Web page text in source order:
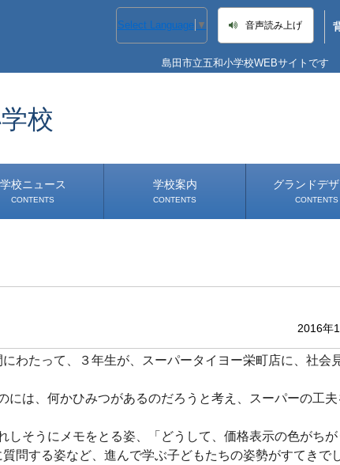
Select Language ▼ 音声読み上げ
島田市立五和小学校WEBサイトです
校
学校ニュース
CONTENTS
全
保健室から
・部活から
事業
学校案内
CONTENTS
グランドデ
CONTENTS
2016年
わたって、３年生が、スーパータイヨー栄町店に、社会
には、何かひみつがあるのだろうと考え、スーパーの工夫
しそうにメモをとる姿、「どうして、価格表示の色がちが
問する姿など、進んで学ぶ子どもたちの姿勢がすてきで